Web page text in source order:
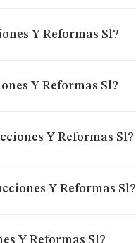
Y Reformas Sl?
Y Reformas Sl?
Y Reformas Sl?
Y Reformas Sl?
Y Reformas Sl?